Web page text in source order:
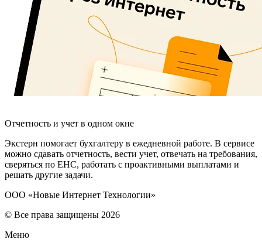
Отчетность и учет в одном окне
Экстерн помогает бухгалтеру в ежедневной работе. В сервисе
можно сдавать отчетность, вести учет, отвечать на требования,
сверяться по ЕНС, работать с проактивными выплатами и
решать другие задачи.
ООО «Новые Интернет Технологии»
© Все права защищены 2026
Меню